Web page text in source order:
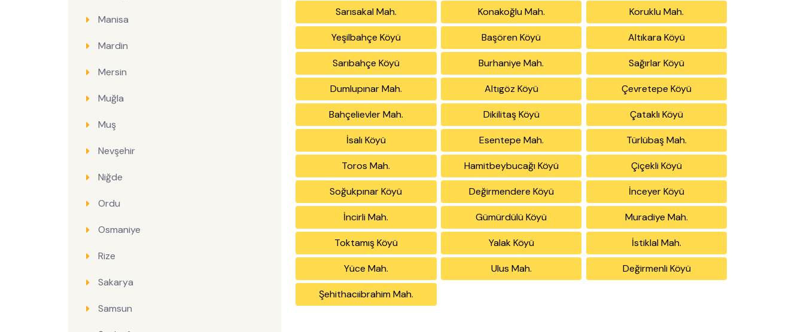
Manisa
Mardin
Mersin
Muğla
Muş
Nevşehir
Niğde
Ordu
Osmaniye
Rize
Sakarya
Samsun
Sarısakal Mah. Konakoğlu Mah. Koruklu Mah.
Yeşilbahçe Köyü Başören Köyü Altıkara Köyü
Sarıbahçe Köyü Burhaniye Mah. Sağırlar Köyü
Dumlupınar Mah. Altıgöz Köyü Çevretepe Köyü
Bahçelievler Mah. Dikilitaş Köyü Çataklı Köyü
İsalı Köyü Esentepe Mah. Türlübaş Mah.
Toros Mah. Hamitbeybucağı Köyü Çiçekli Köyü
Soğukpınar Köyü Değirmendere Köyü İnceyer Köyü
İncirli Mah. Gümürdülü Köyü Muradiye Mah.
Toktamış Köyü Yalak Köyü İstiklal Mah.
Yüce Mah. Ulus Mah. Değirmenli Köyü
Şehithacıibrahim Mah.